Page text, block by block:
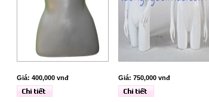
Giá: 400,000 vnđ Giá: 750,000 vnđ